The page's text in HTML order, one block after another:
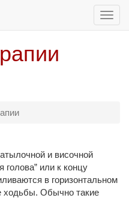
и височной
голова” или к концу
в горизонтальном
ходьбы. Обычно такие